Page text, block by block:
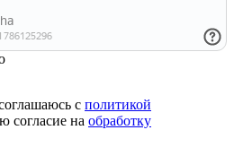
с политикой
согласие на обработку